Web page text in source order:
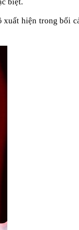
hiện trong bối